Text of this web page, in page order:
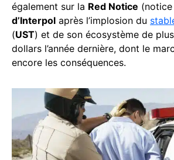
également sur la Red Notice
d’Interpol après l’implosion du
(UST) et de son écosystème de
dollars l’année dernière, dont le
encore les conséquences.